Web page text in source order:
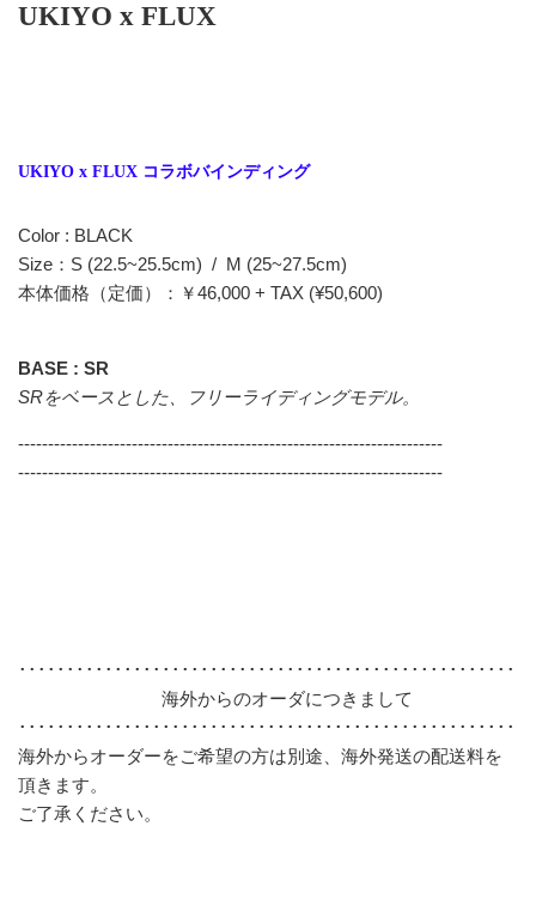
UKIYO x FLUX
UKIYO x FLUX コラボバインディング
Color : BLACK
Size：S (22.5~25.5cm) / M (25~27.5cm)
本体価格（定価）：￥46,000 + TAX (¥50,600)
BASE : SR
SRをベースとした、フリーライディングモデル。
-----------------------------------------------------------------------
-----------------------------------------------------------------------
･････････････････････････････････････････････････････
海外からのオーダにつきまして
･････････････････････････････････････････････････････
海外からオーダーをご希望の方は別途、海外発送の配送料を
頂きます。
ご了承ください。